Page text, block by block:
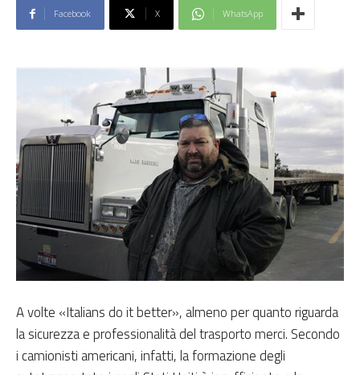
Facebook X WhatsApp
A volte «Italians do it better», almeno per quanto riguarda
la sicurezza e professionalità del trasporto merci. Secondo
i camionisti americani, infatti, la formazione degli